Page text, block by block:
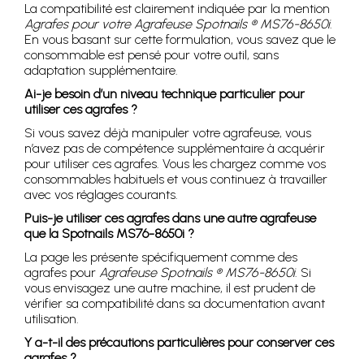
La compatibilité est clairement indiquée par la mention
Agrafes pour votre Agrafeuse Spotnails ® MS76-8650i.
En vous basant sur cette formulation, vous savez que le
consommable est pensé pour votre outil, sans
adaptation supplémentaire.
Ai-je besoin d’un niveau technique particulier pour
utiliser ces agrafes ?
Si vous savez déjà manipuler votre agrafeuse, vous
n’avez pas de compétence supplémentaire à acquérir
pour utiliser ces agrafes. Vous les chargez comme vos
consommables habituels et vous continuez à travailler
avec vos réglages courants.
Puis-je utiliser ces agrafes dans une autre agrafeuse
que la Spotnails MS76-8650i ?
La page les présente spécifiquement comme des
agrafes pour Agrafeuse Spotnails ® MS76-8650i. Si
vous envisagez une autre machine, il est prudent de
vérifier sa compatibilité dans sa documentation avant
utilisation.
Y a-t-il des précautions particulières pour conserver ces